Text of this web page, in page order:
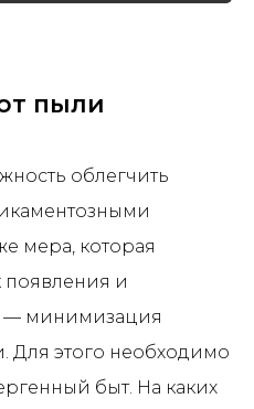
пыли
облегчить
мера, которая
появления и
— минимизация
Для этого необходимо
быт. На каких